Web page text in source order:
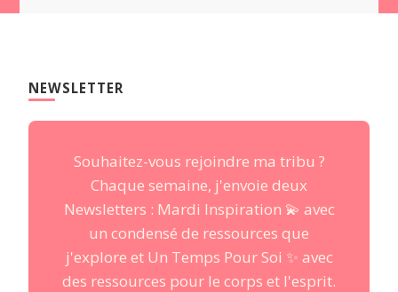
NEWSLETTER
Souhaitez-vous rejoindre ma tribu ?
Chaque semaine, j'envoie deux
Newsletters : Mardi Inspiration 💫 avec
un condensé de ressources que
j'explore et Un Temps Pour Soi ✨ avec
des ressources pour le corps et l'esprit.